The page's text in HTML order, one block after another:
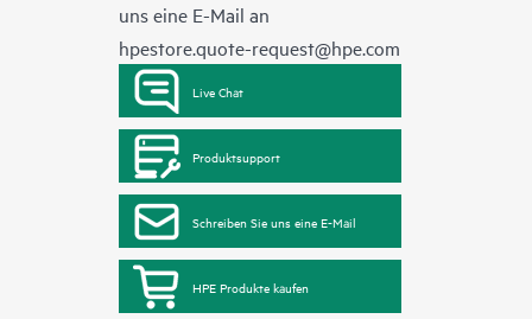
uns eine E-Mail an
hpestore.quote-request@hpe.com
Live Chat
Produktsupport
Schreiben Sie uns eine E-Mail
HPE Produkte kaufen